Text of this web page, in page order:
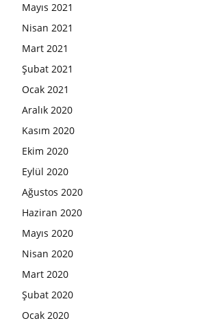
Mayıs 2021
Nisan 2021
Mart 2021
Şubat 2021
Ocak 2021
Aralık 2020
Kasım 2020
Ekim 2020
Eylül 2020
Ağustos 2020
Haziran 2020
Mayıs 2020
Nisan 2020
Mart 2020
Şubat 2020
Ocak 2020